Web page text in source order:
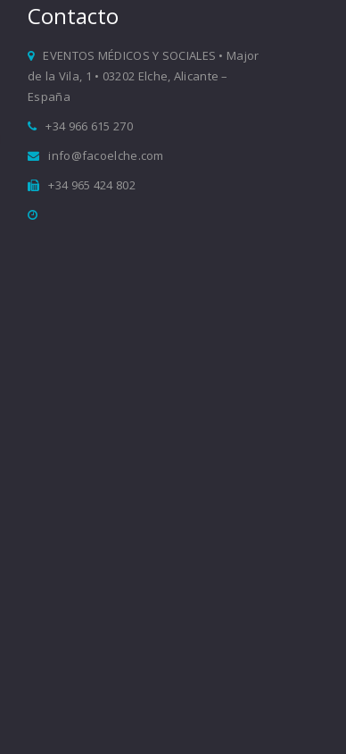
Contacto
EVENTOS MÉDICOS Y SOCIALES • Major
de la Vila, 1 • 03202 Elche, Alicante –
España
+34 966 615 270
info@facoelche.com
+34 965 424 802